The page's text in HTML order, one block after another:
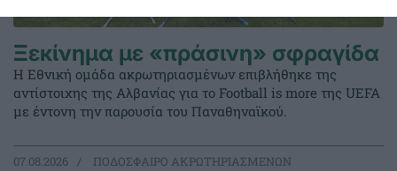
Ξεκίνημα με «πράσινη» σφραγίδα
Η Εθνική ομάδα ακρωτηριασμένων επιβλήθηκε της
αντίστοιχης της Αλβανίας για το Football is more της UEFA
με έντονη την παρουσία του Παναθηναϊκού.
07.08.2026 ΠΟΔΟΣΦΑΙΡΟ ΑΚΡΩΤΗΡΙΑΣΜΕΝΩΝ